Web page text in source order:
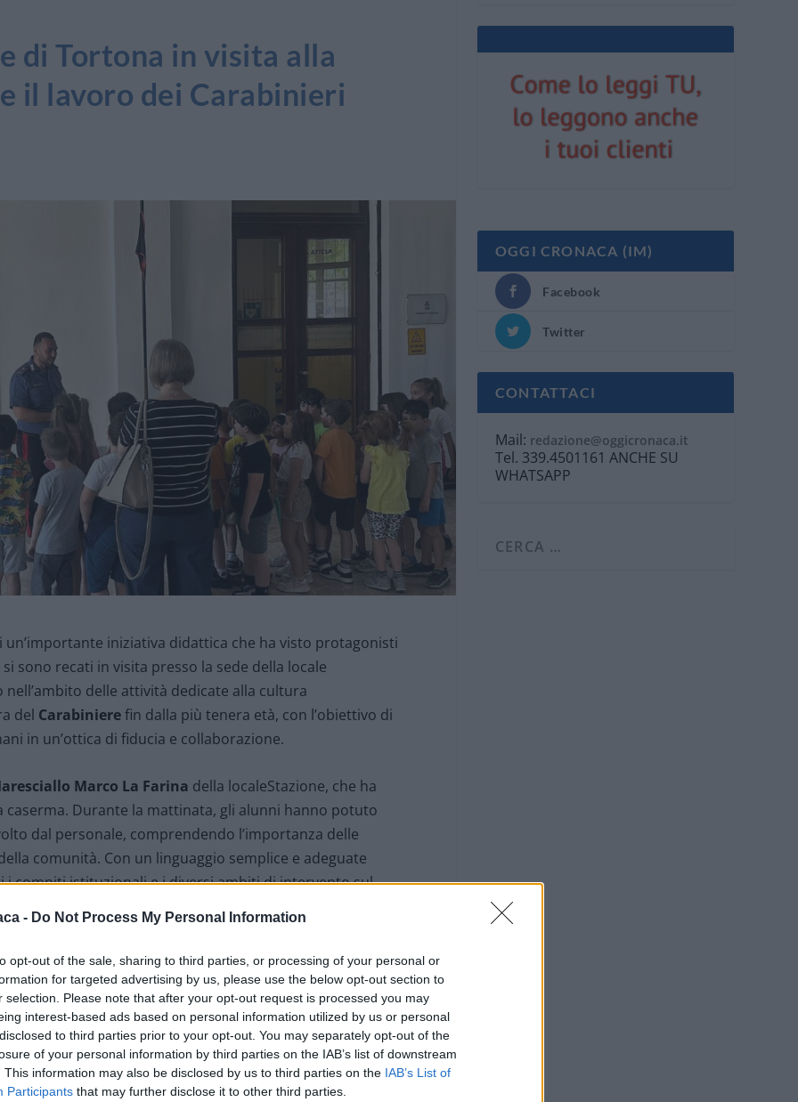
- Do Not Process My Personal Information
opt-out of the sale, sharing to third parties, or processing of your personal or
for targeted advertising by us, please use the below opt-out section to
selection. Please note that after your opt-out request is processed you may
interest-based ads based on personal information utilized by us or personal
to third parties prior to your opt-out. You may separately opt-out of the
of your personal information by third parties on the IAB’s list of downstream
This information may also be disclosed by us to third parties on the IAB’s List of
Participants that may further disclose it to other third parties.
di Tortona in visita alla
il lavoro dei Carabinieri
un’importante iniziativa didattica che ha visto protagonisti
si sono recati in visita presso la sede della locale
delle attività dedicate alla cultura
del Carabinierefin dalla più tenera età, con l’obiettivo di
in un’ottica di fiducia e collaborazione.
Marco La Farina della localeStazione, che ha
caserma. Durante la mattinata, gli alunni hanno potuto
dal personale, comprendendo l’importanza delle
comunità. Con un linguaggio semplice e adeguate
compiti istituzionali e i diversi ambiti di intervento sul
dei mezzi di servizio. I bambini sono potuti
i dispositivi acustici e luminosi utilizzati durante le
OGGI CRONACA (IM)
Facebook
Twitter
CONTATTACI
Mail: redazione@oggicronaca.it
Tel. 339.4501161 ANCHE SU
WHATSAPP